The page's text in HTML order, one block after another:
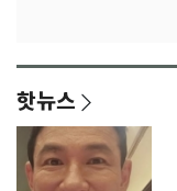
핫뉴스